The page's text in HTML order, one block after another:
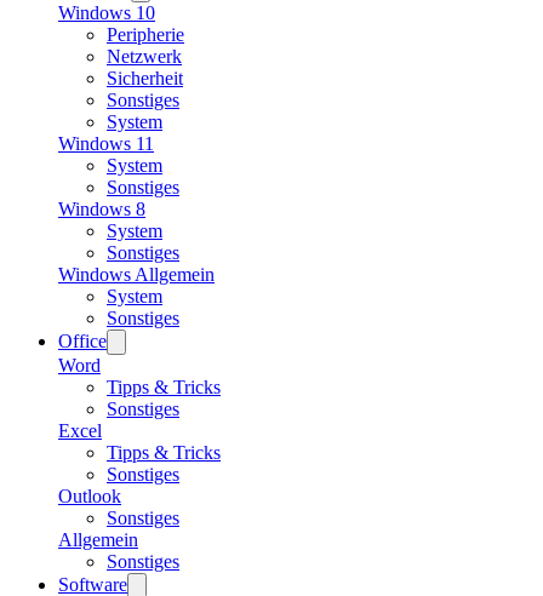
Windows 10
Peripherie
Netzwerk
Sicherheit
Sonstiges
System
Windows 11
System
Sonstiges
Windows 8
System
Sonstiges
Windows Allgemein
System
Sonstiges
Office
Word
Tipps & Tricks
Sonstiges
Excel
Tipps & Tricks
Sonstiges
Outlook
Sonstiges
Allgemein
Sonstiges
Software